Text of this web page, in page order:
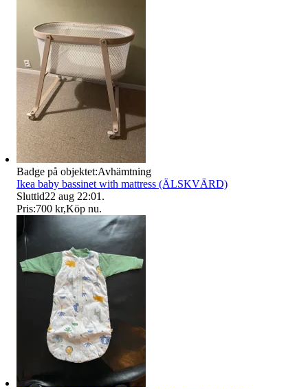
Badge på objektet:Avhämtning
Ikea baby bassinet with mattress (ÄLSKVÄRD)
Sluttid22 aug 22:01 .
Pris:700 kr,Köp nu.